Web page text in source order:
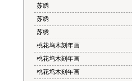
苏绣
苏绣
苏绣
桃花坞木刻年画
桃花坞木刻年画
桃花坞木刻年画